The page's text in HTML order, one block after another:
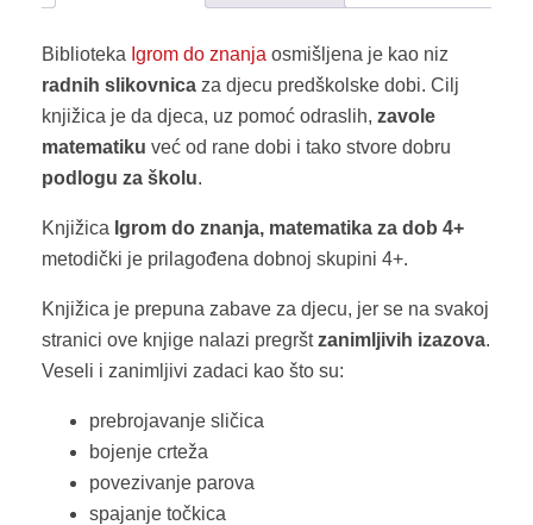
Biblioteka Igrom do znanja osmišljena je kao niz
radnih slikovnica za djecu predškolske dobi. Cilj
knjižica je da djeca, uz pomoć odraslih, zavole
matematiku već od rane dobi i tako stvore dobru
podlogu za školu.
Knjižica Igrom do znanja, matematika za dob 4+
metodički je prilagođena dobnoj skupini 4+.
Knjižica je prepuna zabave za djecu, jer se na svakoj
stranici ove knjige nalazi pregrštzanimljivih izazova.
Veseli i zanimljivi zadaci kao što su:
prebrojavanje sličica
bojenje crteža
povezivanje parova
spajanje točkica